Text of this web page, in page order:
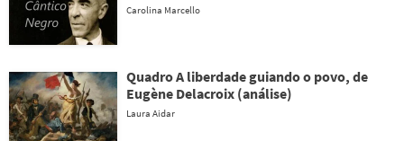
Carolina Marcello
Quadro A liberdade guiando o povo, de
Eugène Delacroix (análise)
Laura Aidar